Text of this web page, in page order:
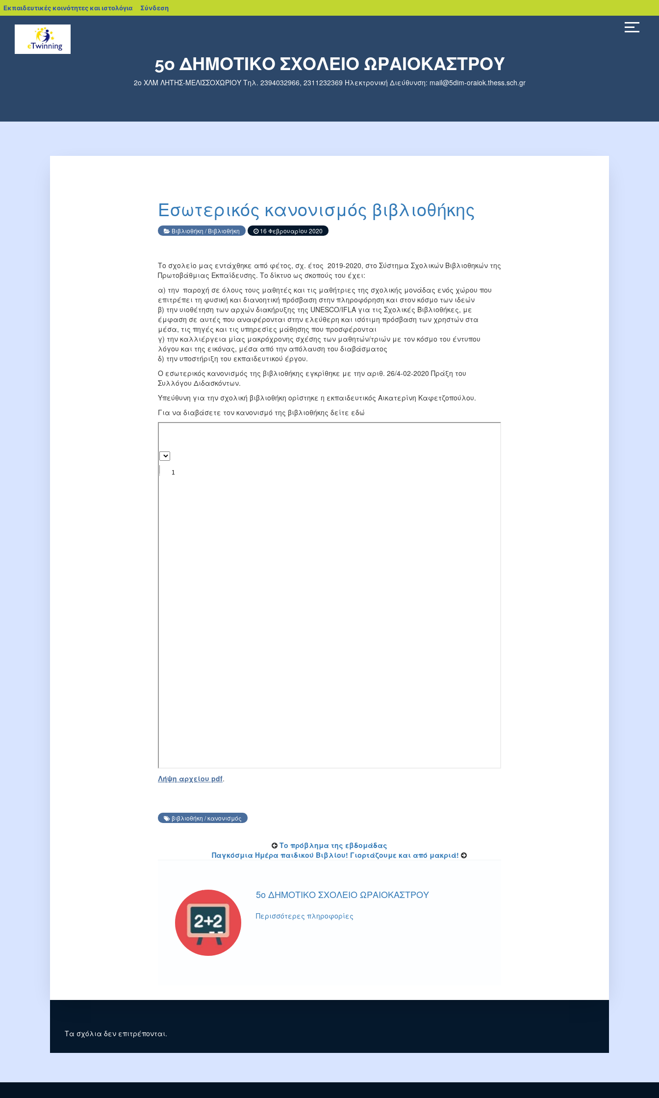
Εκπαιδευτικές κοινότητες και ιστολόγια blogs.sch.gr
Σύνδεση
5ο ΔΗΜΟΤΙΚΟ ΣΧΟΛΕΙΟ ΩΡΑΙΟΚΑΣΤΡΟΥ
2ο ΧΛΜ ΛΗΤΗΣ-ΜΕΛΙΣΣΟΧΩΡΙΟΥ Τηλ. 2394032966, 2311232369 Ηλεκτρονική Διεύθυνση: mail@5dim-oraiok.thess.sch.gr
Εσωτερικός κανονισμός βιβλιοθήκης
Βιβλιοθήκη /Βιβλιοθήκη 16 Φεβρουαρίου 2020
Το σχολείο μας εντάχθηκε από φέτος, σχ. έτος 2019-2020, στο Σύστημα Σχολικών Βιβλιοθηκών της
Πρωτοβάθμιας Εκπαίδευσης. Το δίκτυο ως σκοπούς του έχει:
α) την παροχή σε όλους τους μαθητές και τις μαθήτριες της σχολικής μονάδας ενός χώρου που
επιτρέπει τη φυσική και διανοητική πρόσβαση στην πληροφόρηση και στον κόσμο των ιδεών
β) την υιοθέτηση των αρχών διακήρυξης της UNESCO/IFLA για τις Σχολικές Βιβλιοθήκες, με
έμφαση σε αυτές που αναφέρονται στην ελεύθερη και ισότιμη πρόσβαση των χρηστών στα
μέσα, τις πηγές και τις υπηρεσίες μάθησης που προσφέρονται
γ) την καλλιέργεια μίας μακρόχρονης σχέσης των μαθητών/τριών με τον κόσμο του έντυπου
λόγου και της εικόνας, μέσα από την απόλαυση του διαβάσματος
δ) την υποστήριξη του εκπαιδευτικού έργου.
Ο εσωτερικός κανονισμός της βιβλιοθήκης εγκρίθηκε με την αριθ. 26/4-02-2020 Πράξη του
Συλλόγου Διδασκόντων.
Υπεύθυνη για την σχολική βιβλιοθήκη ορίστηκε η εκπαιδευτικός Αικατερίνη Καφετζοπούλου.
Για να διαβάσετε τον κανονισμό της βιβλιοθήκης δείτε εδώ
Λήψη αρχείου pdf.
βιβλιοθήκη /κανονισμός
Το πρόβλημα της εβδομάδας
Παγκόσμια Ημέρα παιδικού Βιβλίου! Γιορτάζουμε και από μακριά!
5o ΔΗΜΟΤΙΚΟ ΣΧΟΛΕΙΟ ΩΡΑΙΟΚΑΣΤΡΟΥ
Περισσότερες πληροφορίες
Τα σχόλια δεν επιτρέπονται.